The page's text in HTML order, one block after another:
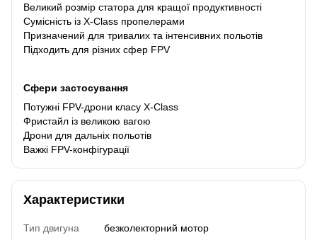
Великий розмір статора для кращої продуктивності
Сумісність із X-Class пропелерами
Призначений для тривалих та інтенсивних польотів
Підходить для різних сфер FPV
Сфери застосування
Потужні FPV-дрони класу X-Class
Фристайл із великою вагою
Дрони для дальніх польотів
Важкі FPV-конфігурації
Характеристики
Тип двигуна
безколекторний мотор